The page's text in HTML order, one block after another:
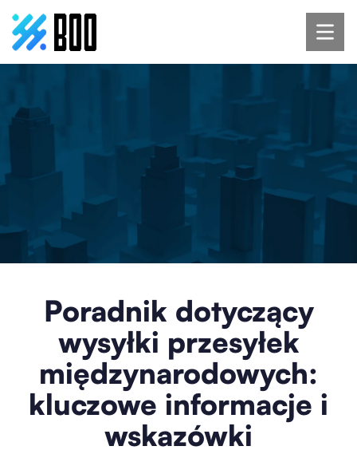
Poradnik dotyczący
wysyłki przesyłek
międzynarodowych:
kluczowe informacje i
wskazówki